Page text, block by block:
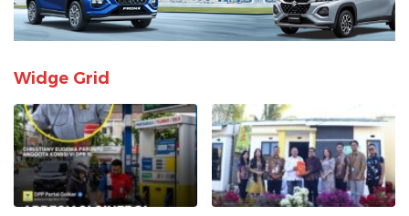
Widge Grid